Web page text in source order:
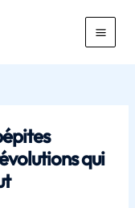
Main
qui